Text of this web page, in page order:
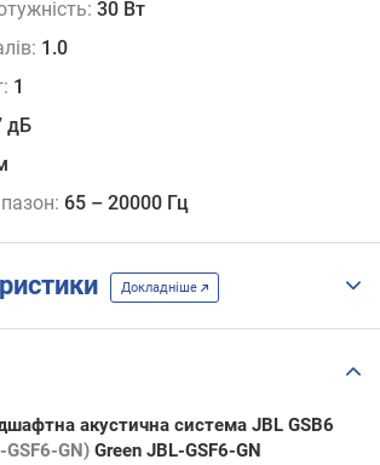
30 Вт
1.0
1
дБ
65 – 20000 Гц
Докладніше
акустична система JBL GSB6
GSF6-GN) Green JBL-GSF6-GN